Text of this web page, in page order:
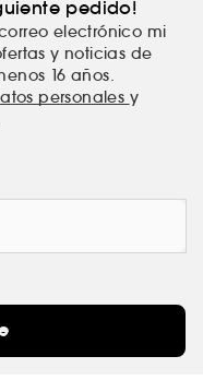
pedido!
electrónico mi
y noticias de
16 años.
personales y